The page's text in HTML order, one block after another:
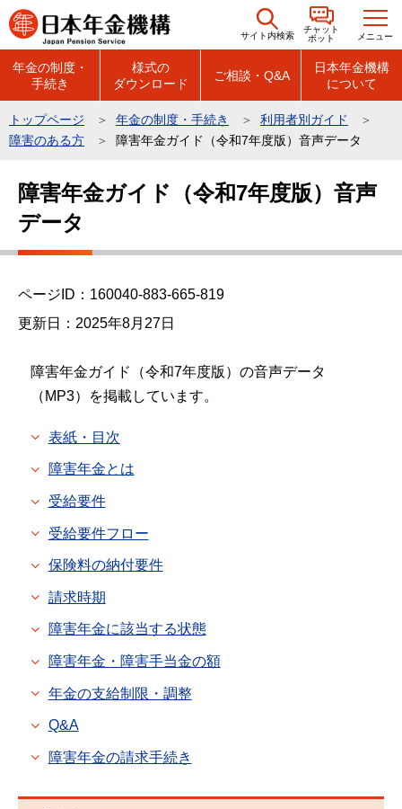
こ
の
の
サイト内検索
チャット
ボット
メニュー
年金の制度・
手続き
様式の
ダウンロード
ご相談・Q&A
日本年金機構
について
トップページ 年金の制度・手続き
利用者別ガイド
障害のある方
障害年金ガイド（令和7年度版）音声データ
障害年金ガイド（令和7年度版）音声
データ
ページID：160040-883-665-819
更新日：2025年8月27日
障害年金ガイド（令和7年度版）の音声データ
（MP3）を掲載しています。
表紙・目次
障害年金とは
受給要件
受給要件フロー
保険料の納付要件
請求時期
障害年金に該当する状態
障害年金・障害手当金の額
年金の支給制限・調整
Q&A
障害年金の請求手続き